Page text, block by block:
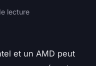
lecture
et un AMD peut